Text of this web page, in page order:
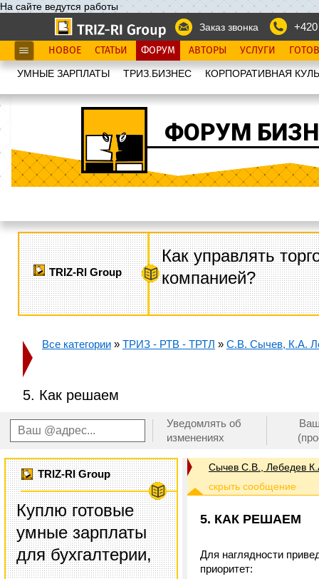
На сайте ведутся работы
Заказ звонка
НОВОЕ СТАТЬИ ФОРУМ АВТОРЫ УСЛУГИ
УМНЫЕ ЗАРПЛАТЫ ТРИЗ.БИЗНЕС КОРПОРАТИВНАЯ
ФОРУМ
TRIZ-RI Group
Как управлять
компанией?
Все категории » ТРИЗ - РТВ - ТРТЛ » С.В. Сычев, К.А.
5. Как решаем
Уведомлять об
изменениях
TRIZ-RI Group
Куплю готовые
умные зарплаты
для бухгалтерии,
Сычев С.В., Лебедев
5. КАК РЕШАЕМ
Для наглядности
приоритет: